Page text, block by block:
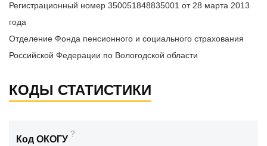
Регистрационный номер 350051848835001 от 28 марта 2013
года
Отделение Фонда пенсионного и социального страхования
Российской Федерации по Вологодской области
КОДЫ СТАТИСТИКИ
Код ОКОГУ
?